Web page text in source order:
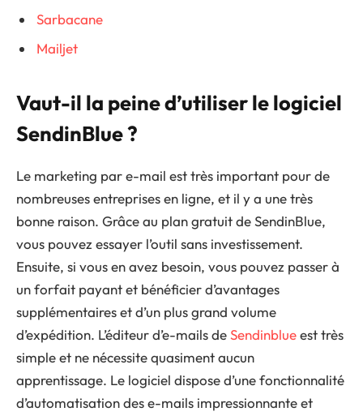
Sarbacane
Mailjet
Vaut-il la peine d’utiliser le logiciel
SendinBlue ?
Le marketing par e-mail est très important pour de
nombreuses entreprises en ligne, et il y a une très
bonne raison. Grâce au plan gratuit de SendinBlue,
vous pouvez essayer l’outil sans investissement.
Ensuite, si vous en avez besoin, vous pouvez passer à
un forfait payant et bénéficier d’avantages
supplémentaires et d’un plus grand volume
d’expédition. L’éditeur d’e-mails deSendinblueest très
simple et ne nécessite quasiment aucun
apprentissage. Le logiciel dispose d’une fonctionnalité
d’automatisation des e-mails impressionnante et